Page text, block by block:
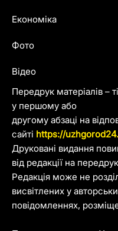
Передрук матеріалів –
у першому або
другому абзаці на
сайті https://
Друковані видання
від редакції на
Редакція може не
висвітлених у
повідомленнях,
Економіка
Фото
Відео